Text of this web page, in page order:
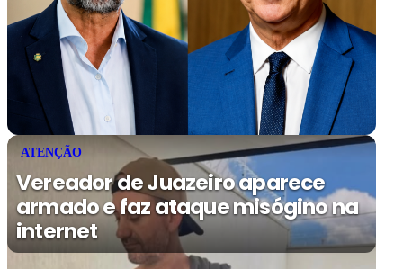
ATENÇÃO
Vereador de Juazeiro aparece
armado e faz ataque misógino na
internet